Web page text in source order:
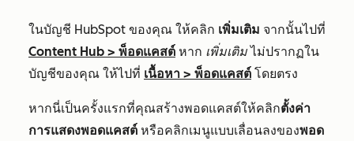
ในบัญชี HubSpot ของคุณ ให้คลิก เพิ่มเติม จากนั้นไปที่
Content Hub > พ็อดแคสต์ หาก เพิ่มเติมไม่ปรากฏใน
บัญชีของคุณ ให้ไปที่ เนื้อหา > พ็อดแคสต์ โดยตรง
หากนี่เป็นครั้งแรกที่คุณสร้างพอดแคสต์ให้คลิกตั้งค่า
การแสดงพอดแคสต์ หรือคลิกเมนูแบบเลื่อนลงของพอด